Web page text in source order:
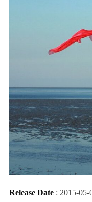
Release Date: 2015-05-